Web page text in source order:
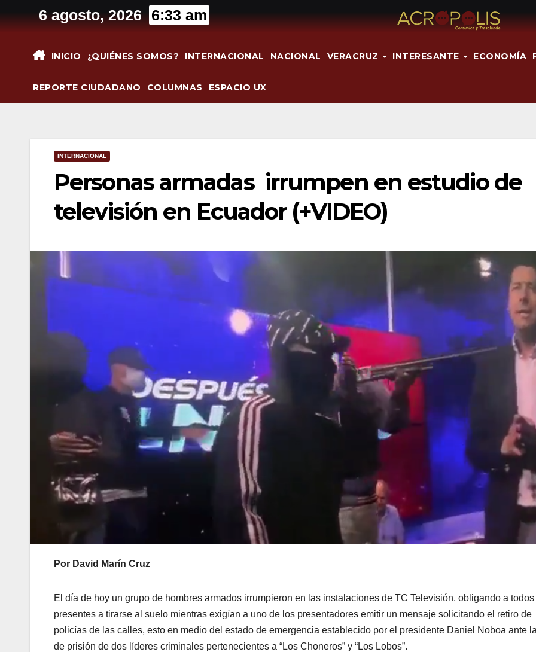
al
6 agosto, 2026 6:33 am
INICIO ¿QUIÉNES SOMOS? INTERNACIONAL NACIONAL VERACRUZ INTERESANTE ECONOMÍA
REPORTE CIUDADANO COLUMNAS ESPACIO UX
INTERNACIONAL
Personas armadas irrumpen en estudio de
televisión en Ecuador (+VIDEO)
Por David Marín Cruz
El día de hoy un grupo de hombres armados irrumpieron en las instalaciones de TC Televisión, obligando a
presentes a tirarse al suelo mientras exigían a uno de los presentadores emitir un mensaje solicitando el retiro de
policías de las calles, esto en medio del estado de emergencia establecido por el presidente Daniel Noboa ante
de prisión de dos líderes criminales pertenecientes a “Los Choneros” y “Los Lobos”.